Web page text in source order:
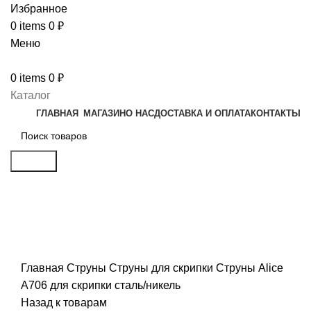
Избранное
0 items 0 ₽
Меню
0 items 0 ₽
Каталог
ГЛАВНАЯ МАГАЗИНО НАСДОСТАВКА И ОПЛАТАКОНТАКТЫ
Главная Струны Струны для скрипки Струны Alice
A706 для скрипки сталь/никель
Назад к товарам